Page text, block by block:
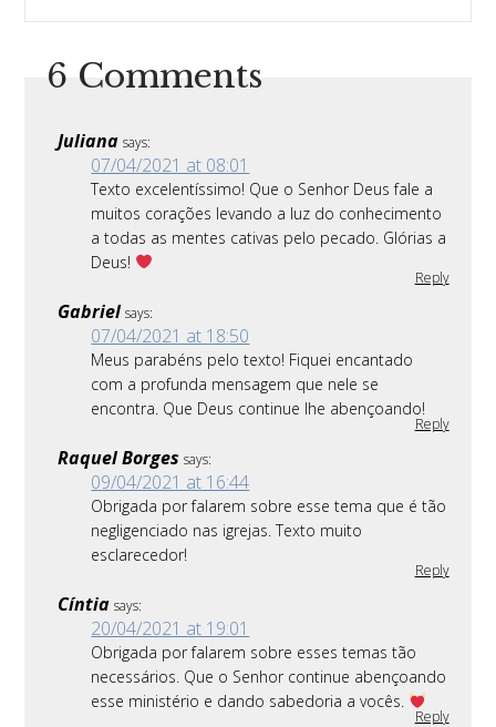
6 Comments
Juliana says:
07/04/2021 at 08:01
Texto excelentíssimo! Que o Senhor Deus fale a
muitos corações levando a luz do conhecimento
a todas as mentes cativas pelo pecado. Glórias a
Deus!
Reply
Gabriel says:
07/04/2021 at 18:50
Meus parabéns pelo texto! Fiquei encantado
com a profunda mensagem que nele se
encontra. Que Deus continue lhe abençoando!
Reply
Raquel Borges says:
09/04/2021 at 16:44
Obrigada por falarem sobre esse tema que é tão
negligenciado nas igrejas. Texto muito
esclarecedor!
Reply
Cíntia says:
20/04/2021 at 19:01
Obrigada por falarem sobre esses temas tão
necessários. Que o Senhor continue abençoando
esse ministério e dando sabedoria a vocês.
Reply